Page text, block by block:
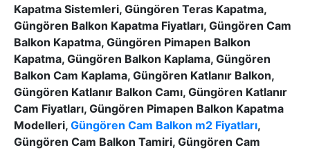
Kapatma Sistemleri, Güngören Teras Kapatma,
Güngören Balkon Kapatma Fiyatları, Güngören Cam
Balkon Kapatma, Güngören Pimapen Balkon
Kapatma, Güngören Balkon Kaplama, Güngören
Balkon Cam Kaplama, Güngören Katlanır Balkon,
Güngören Katlanır Balkon Camı, Güngören Katlanır
Cam Fiyatları, Güngören Pimapen Balkon Kapatma
Modelleri, Güngören Cam Balkon m2 Fiyatları,
Güngören Cam Balkon Tamiri, Güngören Cam